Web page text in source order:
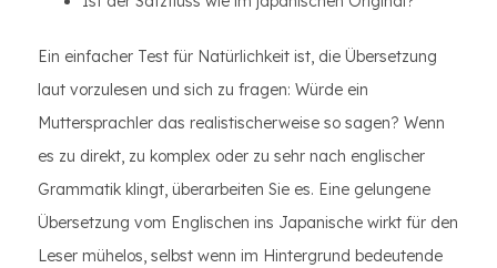
Ein einfacher Test für Natürlichkeit ist, die Übersetzung
laut vorzulesen und sich zu fragen: Würde ein
Muttersprachler das realistischerweise so sagen? Wenn
es zu direkt, zu komplex oder zu sehr nach englischer
Grammatik klingt, überarbeiten Sie es. Eine gelungene
Übersetzung vom Englischen ins Japanische wirkt für den
Leser mühelos, selbst wenn im Hintergrund bedeutende